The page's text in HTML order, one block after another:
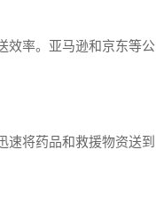
效率。亚马逊和京东等公
速将药品和救援物资送到